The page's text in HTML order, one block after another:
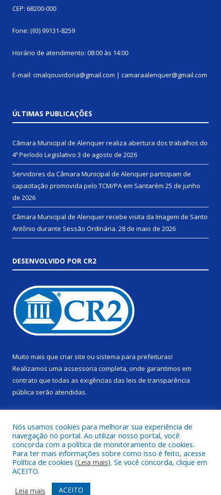
CEP: 68200-000
Fone: (93) 99131-8259
Horário de atendimento: 08:00 às 14:00
E-mail: cmalqouvidoria@gmail.com | camaraalenquer@gmail.com
ÚLTIMAS PUBLICAÇÕES
Câmara Municipal de Alenquer realiza abertura dos trabalhos do
4º Período Legislativo 3 de agosto de 2026
Servidores da Câmara Municipal de Alenquer participam de
capacitação promovida pelo TCM/PA em Santarém 25 de junho
de 2026
Câmara Municipal de Alenquer recebe visita da Imagem de Santo
Antônio durante Sessão Ordinária. 28 de maio de 2026
DESENVOLVIDO POR CR2
Muito mais que criar site ou sistema para prefeituras!
Realizamos uma assessoria completa, onde garantimos em
contrato que todas as exigências das leis de transparência
pública serão atendidas.
Todos os direitos reservados a Câmara Municipal de Alenquer.
Mapa do Site
Acessar Área Administrativa
Nós usamos cookies para melhorar sua experiência de
navegação no portal. Ao utilizar nosso portal, você
concorda com a política de monitoramento de cookies.
Para ter mais informações sobre como isso é feito, acesse
Política de cookies (Leia mais). Se você concorda, clique em
ACEITO.
Leia mais
ACEITO